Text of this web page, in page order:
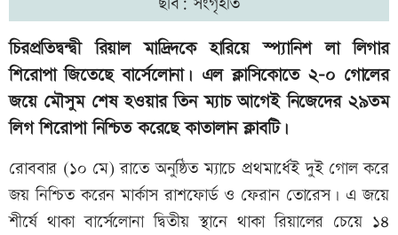
চিরপ্রতিদ্বন্দ্বী রিয়াল মাদ্রিদকে হারিয়ে স্প্যানিশ লা লিগার
শিরোপা জিতেছে বার্সেলোনা। এল ক্লাসিকোতে ২-০ গোলের
জয়ে মৌসুম শেষ হওয়ার তিন ম্যাচ আগেই নিজেদের ২৯তম
লিগ শিরোপা নিশ্চিত করেছে কাতালান ক্লাবটি।
রোববার (১০ মে) রাতে অনুষ্ঠিত ম্যাচে প্রথমার্ধেই দুই গোল করে
জয় নিশ্চিত করেন মার্কাস রাশফোর্ড ও ফেরান তোরেস। এ জয়ে
শীর্ষে থাকা বার্সেলোনা দ্বিতীয় স্থানে থাকা রিয়ালের চেয়ে ১৪